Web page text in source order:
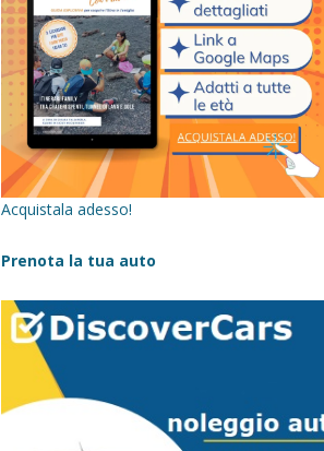
Acquistala adesso!
Prenota la tua auto